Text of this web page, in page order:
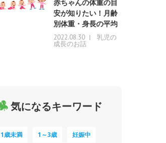
赤ちゃんの体重の目
安が知りたい！月齢
別体重・身長の平均
2022.08.30 乳児の
成長のお話
気になるキーワード
1歳未満 1～3歳 妊娠中